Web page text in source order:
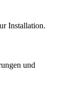
Installation.
und